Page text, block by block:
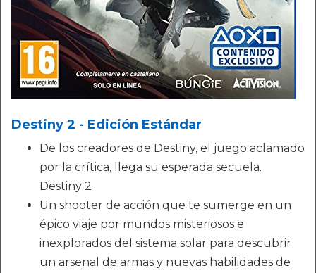
Destiny 2 - Edición Estándar
De los creadores de Destiny, el juego aclamado
por la crítica, llega su esperada secuela.
Destiny 2
Un shooter de acción que te sumerge en un
épico viaje por mundos misteriosos e
inexplorados del sistema solar para descubrir
un arsenal de armas y nuevas habilidades de